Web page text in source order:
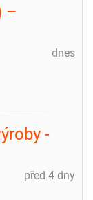
–
dnes
-
před 4 dny